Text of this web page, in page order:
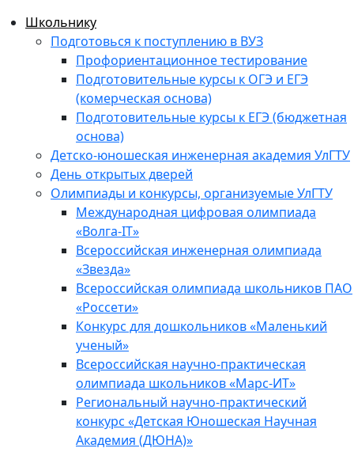
Школьнику
Подготовься к поступлению в ВУЗ
Профориентационное тестирование
Подготовительные курсы к ОГЭ и ЕГЭ
(комерческая основа)
Подготовительные курсы к ЕГЭ (бюджетная
основа)
Детско-юношеская инженерная академия УлГТУ
День открытых дверей
Олимпиады и конкурсы, организуемые УлГТУ
Международная цифровая олимпиада
«Волга-IT»
Всероссийская инженерная олимпиада
«Звезда»
Всероссийская олимпиада школьников ПАО
«Россети»
Конкурс для дошкольников «Маленький
ученый»
Всероссийская научно-практическая
олимпиада школьников «Марс-ИТ»
Региональный научно-практический
конкурс «Детская Юношеская Научная
Академия (ДЮНА)»